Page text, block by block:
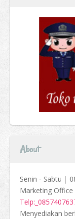
About
Senin - Sabtu |
Marketing Office
Menyediakan